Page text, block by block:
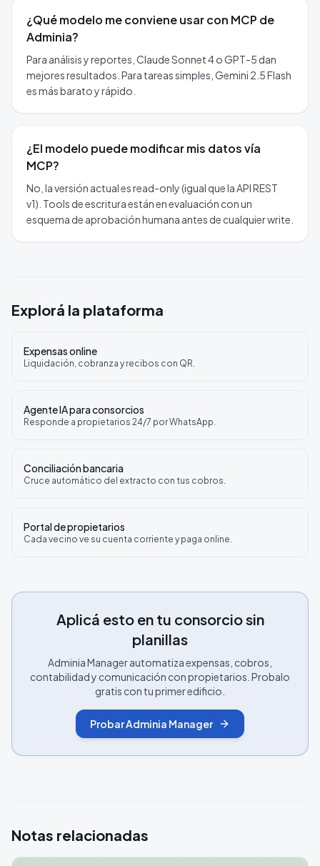
¿Qué modelo me conviene usar con MCP de
Adminia?
Para análisis y reportes, Claude Sonnet 4 o GPT-5 dan
mejores resultados. Para tareas simples, Gemini 2.5 Flash
es más barato y rápido.
¿El modelo puede modificar mis datos vía
MCP?
No, la versión actual es read-only (igual que la API REST
v1). Tools de escritura están en evaluación con un
esquema de aprobación humana antes de cualquier write.
Explorá la plataforma
Expensas online
Liquidación, cobranza y recibos con QR.
Agente IA para consorcios
Responde a propietarios 24/7 por WhatsApp.
Conciliación bancaria
Cruce automático del extracto con tus cobros.
Portal de propietarios
Cada vecino ve su cuenta corriente y paga online.
Aplicá esto en tu consorcio sin
planillas
Adminia Manager automatiza expensas, cobros,
contabilidad y comunicación con propietarios. Probalo
gratis con tu primer edificio.
Probar Adminia Manager
Notas relacionadas